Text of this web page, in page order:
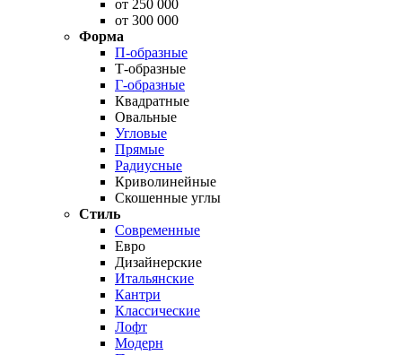
от 250 000
от 300 000
Форма
П-образные
Т-образные
Г-образные
Квадратные
Овальные
Угловые
Прямые
Радиусные
Криволинейные
Скошенные углы
Стиль
Современные
Евро
Дизайнерские
Итальянские
Кантри
Классические
Лофт
Модерн